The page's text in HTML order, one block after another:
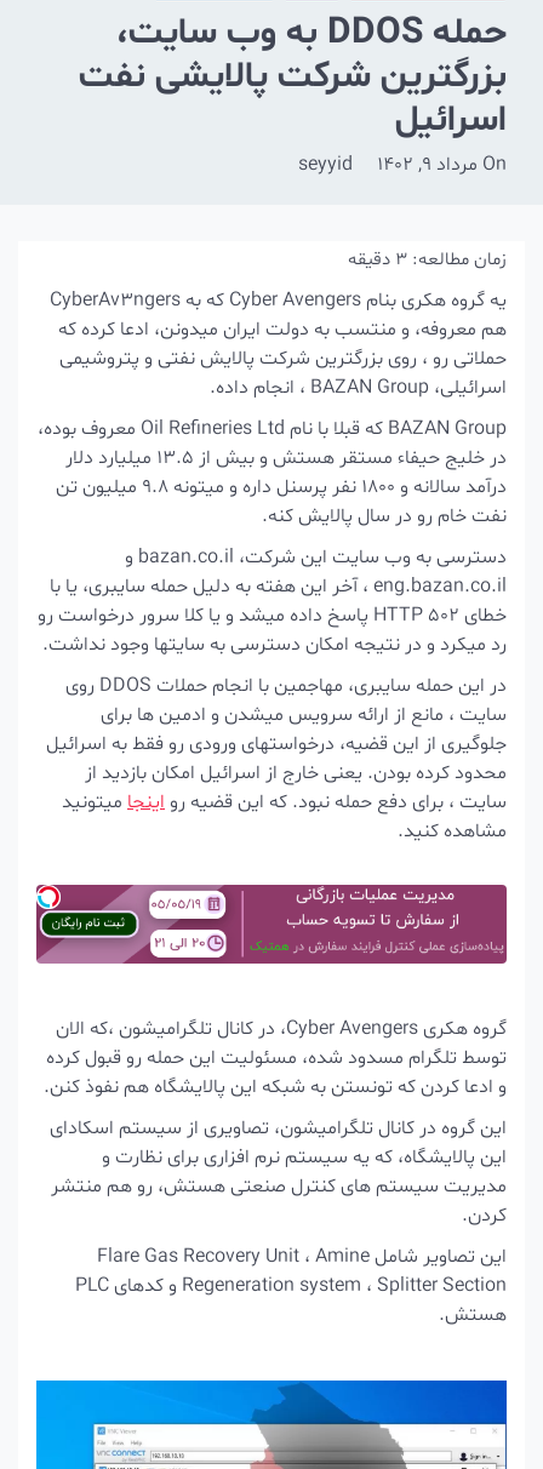
حمله DDOS به وب سایت،
بزرگترین شرکت پالایشی نفت
اسرائیل
مرداد 9, 1402 seyyid
زمان مطالعه:3دقیقه
یه گروه هکری بنام Cyber Avengers که به CyberAv3ngers
هم معروفه، و منتسب به دولت ایران میدونن، ادعا کرده که
حملاتی رو ، روی بزرگترین شرکت پالایش نفتی و پتروشیمی
اسرائیلی، BAZAN Group ، انجام داده.
BAZAN Group که قبلا با نام Oil Refineries Ltd معروف بوده،
در خلیج حیفاء مستقر هستش و بیش از 13.5 میلیارد دلار
درآمد سالانه و 1800 نفر پرسنل داره و میتونه 9.8 میلیون تن
نفت خام رو در سال پالایش کنه.
دسترسی به وب سایت این شرکت، bazan.co.il و
eng.bazan.co.il ، آخر این هفته به دلیل حمله سایبری، یا با
خطای HTTP 502 پاسخ داده میشد و یا کلا سرور درخواست رو
رد میکرد و در نتیجه امکان دسترسی به سایتها وجود نداشت.
در این حمله سایبری، مهاجمین با انجام حملات DDOS روی
سایت ، مانع از ارائه سرویس میشدن و ادمین ها برای
جلوگیری از این قضیه، درخواستهای ورودی رو فقط به اسرائیل
محدود کرده بودن. یعنی خارج از اسرائیل امکان بازدید از
سایت ، برای دفع حمله نبود. که این قضیه رواینجامیتونید
مشاهده کنید.
گروه هکری Cyber Avengers، در کانال تلگرامیشون ،که الان
توسط تلگرام مسدود شده، مسئولیت این حمله رو قبول کرده
و ادعا کردن که تونستن به شبکه این پالایشگاه هم نفوذ کنن.
این گروه در کانال تلگرامیشون، تصاویری از سیستم اسکادای
این پالایشگاه، که یه سیستم نرم افزاری برای نظارت و
مدیریت سیستم های کنترل صنعتی هستش، رو هم منتشر
کردن.
این تصاویر شامل Flare Gas Recovery Unit ، Amine
Regeneration system ، Splitter Section و کدهای PLC
هستش.